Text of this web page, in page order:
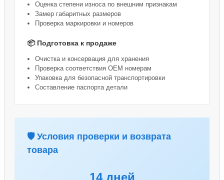
Оценка степени износа по внешним признакам
Замер габаритных размеров
Проверка маркировки и номеров
📦 Подготовка к продаже
Очистка и консервация для хранения
Проверка соответствия OEM номерам
Упаковка для безопасной транспортировки
Составление паспорта детали
🛡️ Условия проверки и возврата
товара